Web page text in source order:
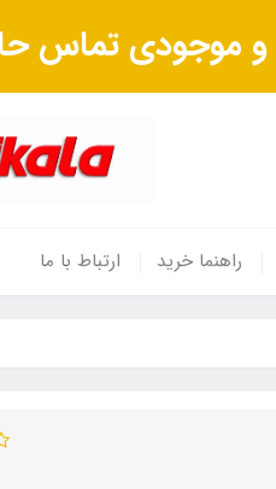
و موجودی تماس
راهنما خرید ارتباط با ما